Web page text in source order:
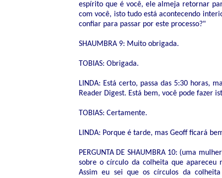
espírito que é você, ele almeja retornar
com você, isto tudo está acontecendo
confiar para passar por este processo?"
SHAUMBRA 9: Muito obrigada.
TOBIAS: Obrigada.
LINDA: Está certo, passa das 5:30 horas,
Reader Digest. Está bem, você pode fazer
TOBIAS: Certamente.
LINDA: Porque é tarde, mas Geoff ficará
PERGUNTA DE SHAUMBRA 10: (uma
sobre o círculo da colheita que apareceu
Assim eu sei que os círculos da